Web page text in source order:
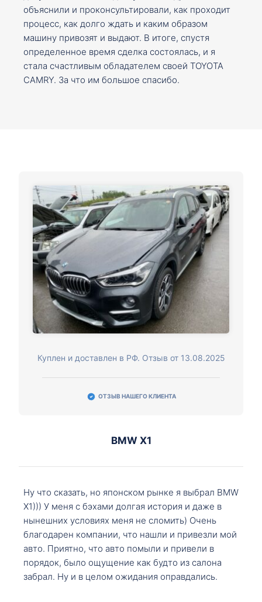
объяснили и проконсультировали, как проходит
процесс, как долго ждать и каким образом
машину привозят и выдают. В итоге, спустя
определенное время сделка состоялась, и я
стала счастливым обладателем своей TOYOTA
CAMRY. За что им большое спасибо.
Куплен и доставлен в РФ. Отзыв от 13.08.2025
ОТЗЫВ НАШЕГО КЛИЕНТА
BMW X1
Ну что сказать, но японском рынке я выбрал BMW
X1))) У меня с бэхами долгая история и даже в
нынешних условиях меня не сломить) Очень
благодарен компании, что нашли и привезли мой
авто. Приятно, что авто помыли и привели в
порядок, было ощущение как будто из салона
забрал. Ну и в целом ожидания оправдались.